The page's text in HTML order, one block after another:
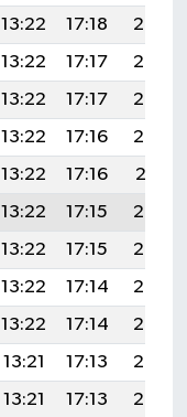
13:22 17:18
20:36
13:22 17:17
20:35
13:22 17:17
20:34
13:22 17:16
20:32
13:22 17:16
20:31
13:22 17:15
20:30
13:22 17:15
20:29
13:22 17:14
20:27
13:22 17:14
20:26
13:21 17:13
20:25
13:21 17:13
20:23